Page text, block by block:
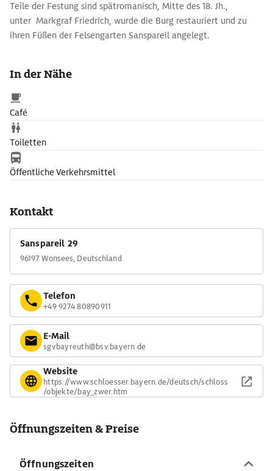
Teile der Festung sind spätromanisch, Mitte des 18. Jh.,
unter Markgraf Friedrich, wurde die Burg restauriert und zu
ihren Füßen der Felsengarten Sanspareil angelegt.
Felsengarten unterhalb der Burg umfasst auch den
Morgenländsichen Bau und den Küchenbau inmitten des
Gartenpaterre. Hier fanden einst die Feste des Bayreuther
Hofes statt.
In der Nähe
Café
Toiletten
Öffentliche Verkehrsmittel
Kontakt
Sanspareil 29
96197 Wonsees, Deutschland
Telefon
+49 9274 80890911
E-Mail
sgvbayreuth@bsv.bayern.de
Website
https://www.schloesser.bayern.de/deutsch/schloss
/objekte/bay_zwer.htm
Öffnungszeiten & Preise
Öffnungszeiten